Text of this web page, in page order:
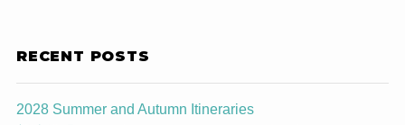
RECENT POSTS
2028 Summer and Autumn Itineraries